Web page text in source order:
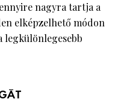
nagyra tartja a
elképzelhető módon
legkülönlegesebb